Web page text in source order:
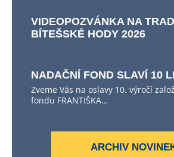
VIDEOPOZVÁNKA NA
BÍTEŠSKÉ HODY 2026
NADAČNÍ FOND SLAVÍ 10
Zveme Vás na oslavy 10. výročí
fondu FRANTIŠKA…
ARCHIV